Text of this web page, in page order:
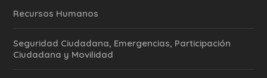
Recursos Humanos
Seguridad Ciudadana, Emergencias, Participación
Ciudadana y Movilidad